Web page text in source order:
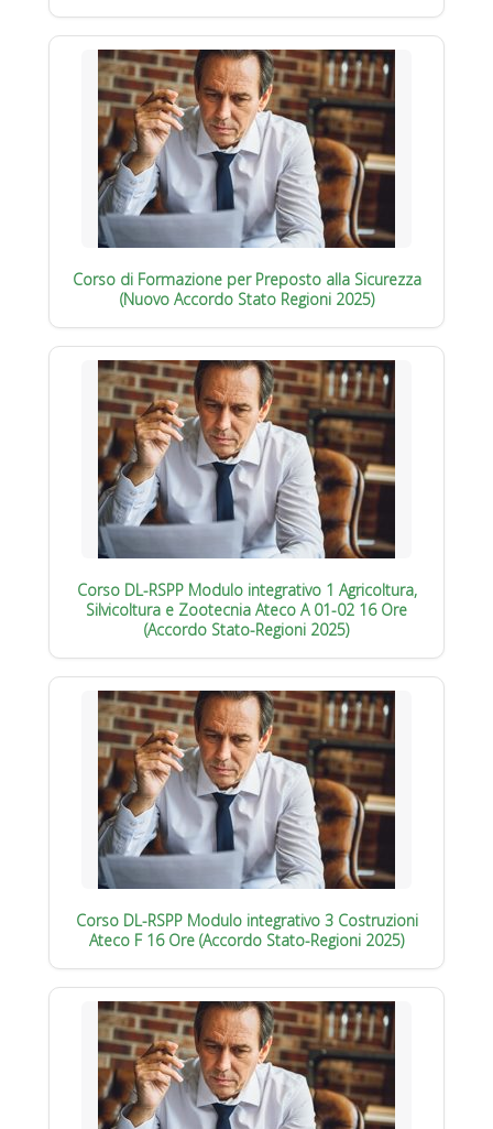
Corso di Formazione per Preposto alla Sicurezza
(Nuovo Accordo Stato Regioni 2025)
Corso DL-RSPP Modulo integrativo 1 Agricoltura,
Silvicoltura e Zootecnia Ateco A 01-02 16 Ore
(Accordo Stato-Regioni 2025)
Corso DL-RSPP Modulo integrativo 3 Costruzioni
Ateco F 16 Ore (Accordo Stato-Regioni 2025)